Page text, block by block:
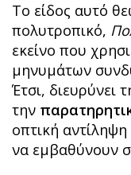
Το είδος αυτό
πολυτροπικό,
εκείνο που
μηνυμάτων
Έτσι, διευρύνει
την
οπτική
να εμβαθύνουν